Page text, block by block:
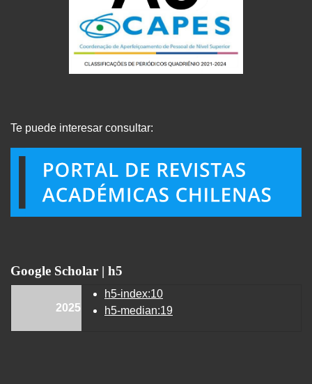
Te puede interesar consultar:
Google Scholar | h5
2025
h5-index:10
h5-median:19